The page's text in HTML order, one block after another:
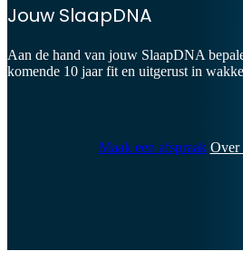
Jouw SlaapDNA
Aan de hand van jouw SlaapDNA
komende 10 jaar fit en uitgerust in
Maak een afspraak Over